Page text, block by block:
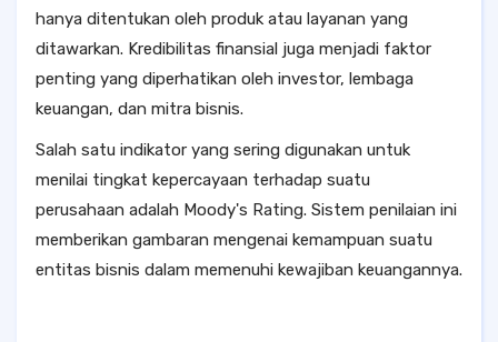
hanya ditentukan oleh produk atau layanan yang
ditawarkan. Kredibilitas finansial juga menjadi faktor
penting yang diperhatikan oleh investor, lembaga
keuangan, dan mitra bisnis.
Salah satu indikator yang sering digunakan untuk
menilai tingkat kepercayaan terhadap suatu
perusahaan adalah Moody's Rating. Sistem penilaian ini
memberikan gambaran mengenai kemampuan suatu
entitas bisnis dalam memenuhi kewajiban keuangannya.